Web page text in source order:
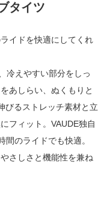
タイツ
イドを快適にしてくれ
冷えやすい部分をしっ
あしらい、ぬくもりと
びるストレッチ素材と立
フィット。VAUDE独自
のライドでも快適。
さしさと機能性を兼ね